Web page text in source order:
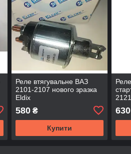
Реле втягувальне ВАЗ
2101-2107 нового зразка
Eldix
580₴
Купити
630